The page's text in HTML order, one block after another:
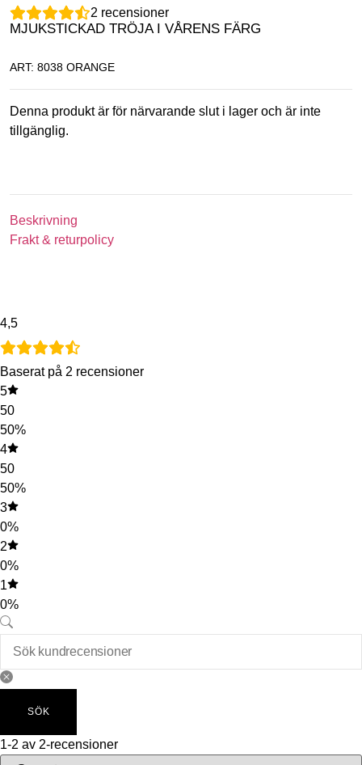
2 recensioner
MJUKSTICKAD TRÖJA I VÅRENS FÄRG
ART: 8038 ORANGE
Denna produkt är för närvarande slut i lager och är inte
tillgänglig.
Beskrivning
Frakt & returpolicy
4,5
Baserat på 2 recensioner
5
50
50%
4
50
50%
3
0%
2
0%
1
0%
SÖK
1-2 av 2-recensioner